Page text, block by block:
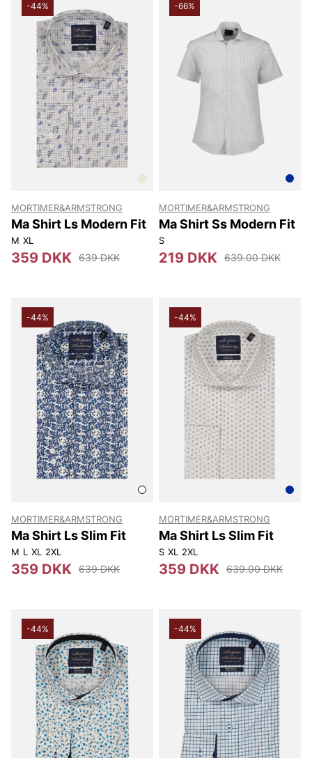
-44%
MORTIMER&ARMSTRONG
Ma Shirt Ls Modern Fit
M XL
359 DKK 639 DKK
-66%
MORTIMER&ARMSTRONG
Ma Shirt Ss Modern Fit
S
219 DKK 639.00 DKK
-44%
MORTIMER&ARMSTRONG
Ma Shirt Ls Slim Fit
M L XL 2XL
359 DKK 639 DKK
-44%
MORTIMER&ARMSTRONG
Ma Shirt Ls Slim Fit
S XL 2XL
359 DKK 639.00 DKK
-44% -44%